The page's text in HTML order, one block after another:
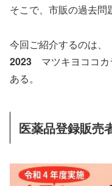
そこで、市販の過去問
今回ご紹介するのは、
2023 マツキヨココ
ある。
医薬品登録販売